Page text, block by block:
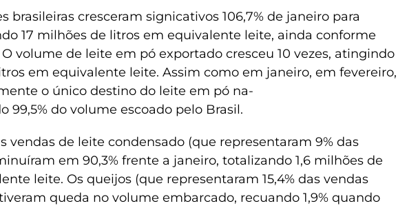
brasileiras cresceram signicativos 106,7% de janeiro para
17 milhões de litros em equivalente leite, ainda conforme
O volume de leite em pó exportado cresceu 10 vezes, atingindo
em equivalente leite. Assim como em janeiro, em fevereiro,
o único destino do leite em pó na-
99,5% do volume escoado pelo Brasil.
vendas de leite condensado (que representaram 9% das
em 90,3% frente a janeiro, totalizando 1,6 milhões de
leite. Os queijos (que representaram 15,4% das vendas
queda no volume embarcado, recuando 1,9% quando